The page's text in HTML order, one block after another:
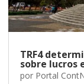
TRF4
sobre lucros
por Portal